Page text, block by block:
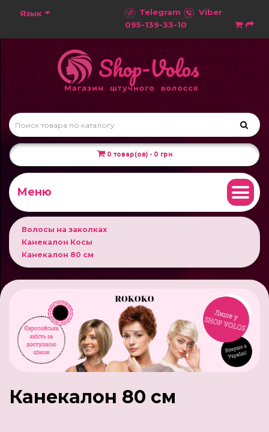
Язык Telegram
Viber
095-139-33-10
0 товар(ов) - 0 грн
Меню
Волосы на заколках
Канекалон Косы
Канекалон 80 см
Канекалон 80 см